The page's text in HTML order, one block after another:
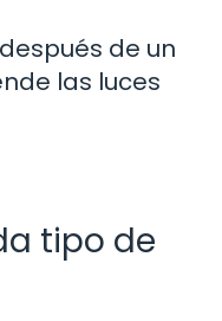
de un
las luces
tipo de